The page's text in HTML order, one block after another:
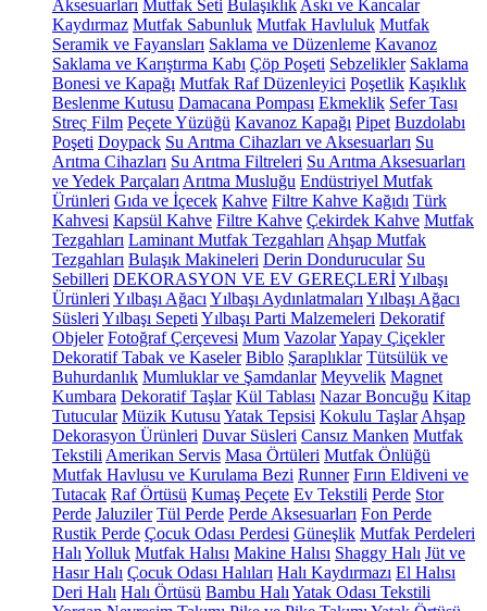
Aksesuarları Mutfak Seti Bulaşıklık Askı ve Kancalar
Kaydırmaz Mutfak Sabunluk Mutfak Havluluk Mutfak
Seramik ve Fayansları Saklama ve Düzenleme Kavanoz
Saklama ve Karıştırma Kabı Çöp Poşeti Sebzelikler Saklama
Bonesi ve Kapağı Mutfak Raf Düzenleyici Poşetlik Kaşıklık
Beslenme Kutusu Damacana Pompası Ekmeklik Sefer Tası
Streç Film Peçete Yüzüğü Kavanoz Kapağı Pipet Buzdolabı
Poşeti Doypack Su Arıtma Cihazları ve Aksesuarları Su
Arıtma Cihazları Su Arıtma Filtreleri Su Arıtma Aksesuarları
ve Yedek Parçaları Arıtma Musluğu Endüstriyel Mutfak
Ürünleri Gıda ve İçecek Kahve Filtre Kahve Kağıdı Türk
Kahvesi Kapsül Kahve Filtre Kahve Çekirdek Kahve Mutfak
Tezgahları Laminant Mutfak Tezgahları Ahşap Mutfak
Tezgahları Bulaşık Makineleri Derin Dondurucular Su
Sebilleri DEKORASYON VE EV GEREÇLERİYılbaşı
Ürünleri Yılbaşı Ağacı Yılbaşı Aydınlatmaları Yılbaşı Ağacı
Süsleri Yılbaşı Sepeti Yılbaşı Parti Malzemeleri Dekoratif
Objeler Fotoğraf Çerçevesi Mum VazolarYapay Çiçekler
Dekoratif Tabak ve Kaseler Biblo Şaraplıklar Tütsülük ve
Buhurdanlık Mumluklar ve Şamdanlar Meyvelik Magnet
Kumbara Dekoratif Taşlar Kül Tablası Nazar Boncuğu Kitap
Tutucular Müzik Kutusu Yatak Tepsisi Kokulu Taşlar Ahşap
Dekorasyon Ürünleri Duvar Süsleri Cansız Manken Mutfak
Tekstili Amerikan Servis Masa Örtüleri Mutfak Önlüğü
Mutfak Havlusu ve Kurulama Bezi Runner Fırın Eldiveni ve
Tutacak Raf Örtüsü Kumaş Peçete Ev Tekstili Perde Stor
Perde Jaluziler Tül Perde Perde Aksesuarları Fon Perde
Rustik Perde Çocuk Odası Perdesi Güneşlik Mutfak Perdeleri
Halı Yolluk Mutfak Halısı Makine Halısı Shaggy Halı Jüt ve
Hasır Halı Çocuk Odası Halıları Halı Kaydırmazı El Halısı
Deri Halı Halı Örtüsü Bambu Halı Yatak Odası Tekstili